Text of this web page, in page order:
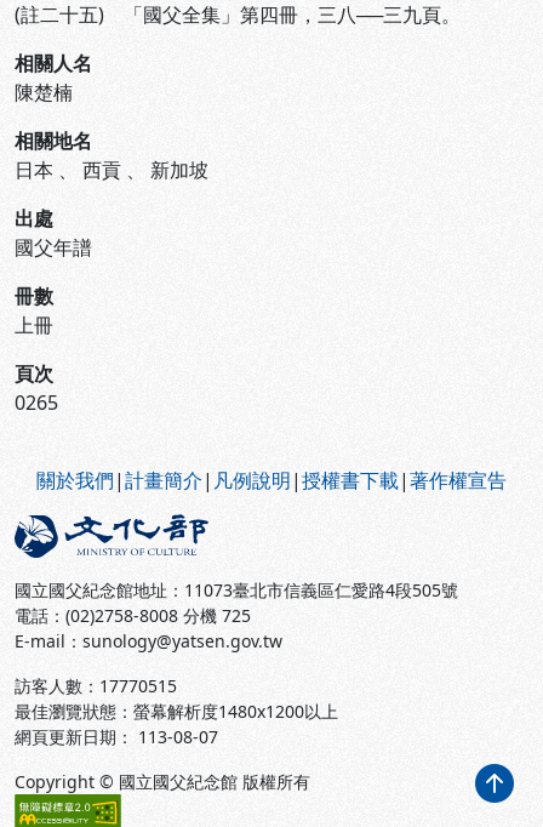
(註二十五) 「國父全集」第四冊，三八──三九頁。
相關人名
陳楚楠
相關地名
日本 、 西貢 、 新加坡
出處
國父年譜
冊數
上冊
頁次
0265
關於我們|計畫簡介| 凡例說明|授權書下載|著作權宣告
國立國父紀念館地址：11073臺北市信義區仁愛路4段505號
電話：(02)2758-8008 分機 725
E-mail：sunology@yatsen.gov.tw
訪客人數： 17770515
最佳瀏覽狀態：螢幕解析度1480x1200以上
網頁更新日期： 113-08-07
Copyright © 國立國父紀念館 版權所有